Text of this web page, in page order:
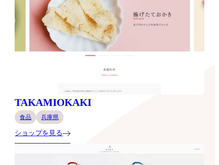
TAKAMIOKAKI
食品 兵庫県
ショップを見る